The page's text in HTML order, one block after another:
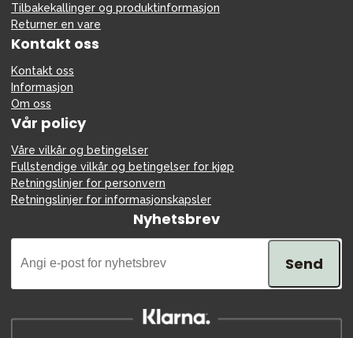
Tilbakekallinger og produktinformasjon
Returner en vare
Kontakt oss
Kontakt oss
Informasjon
Om oss
Vår policy
Våre vilkår og betingelser
Fullstendige vilkår og betingelser for kjøp
Retningslinjer for personvern
Retningslinjer for informasjonskapsler
Nyhetsbrev
Send